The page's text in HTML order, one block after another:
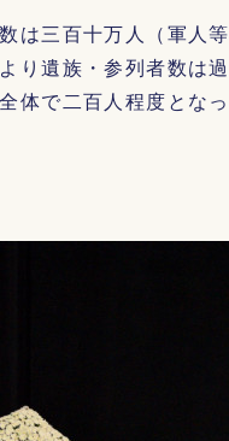
は三百十万人（軍人
り遺族・参列者数は
体で二百人程度となっ